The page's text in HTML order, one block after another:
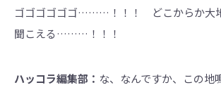
ゴゴゴゴゴゴ………！！！ どこからか大
聞こえる………！！！
ハッコラ編集部： な、なんですか、この地